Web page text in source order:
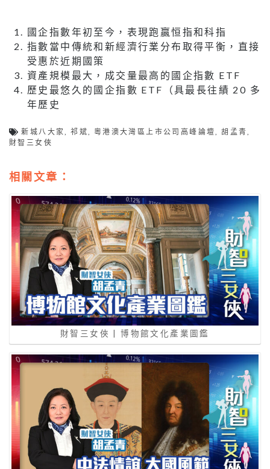
國企指數年初至今，表現跑贏恒指和科指
指數當中傳統和新經濟行業分布取得平衡，直接
受惠於近期國策
資產規模最大，成交量最高的國企指數 ETF
歷史最悠久的國企指數 ETF（具最長往績 20 多
年歷史
新城八大家,祁斌, 粵港澳大灣區上市公司高峰論壇,胡孟青,
財智三女俠
相關文章：
財智三女俠 | 博物館文化產業圖鑑